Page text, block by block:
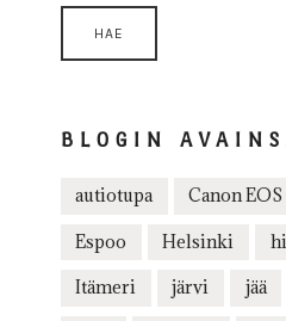
BLOGIN
autiotupa Canon
Espoo Helsinki
Itämeri järvi jää